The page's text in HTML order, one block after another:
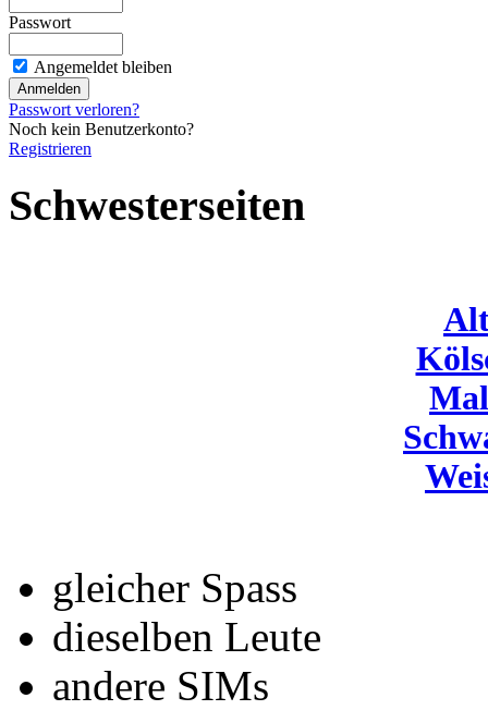
Passwort
Angemeldet bleiben
Passwort verloren?
Noch kein Benutzerkonto?
Registrieren
Schwesterseiten
gleicher Spass
dieselben Leute
andere SIMs